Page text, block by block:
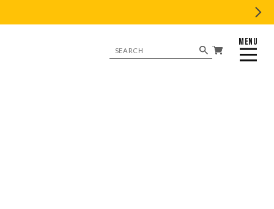
MENU
CLOSE